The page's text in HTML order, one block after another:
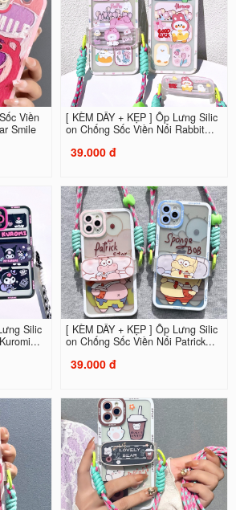
Viền
Smile
[ KÈM DÂY + KẸP ] Ốp Lưng Silic
on Chống Sốc Viền Nổi Rabbit...
39.000 đ
Silic
[ KÈM DÂY + KẸP ] Ốp Lưng Silic
on Chống Sốc Viền Nổi Patrick...
39.000 đ